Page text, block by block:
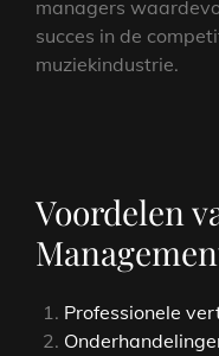
managers
succes in de
muziekindustrie.
Voordelen
Professionele